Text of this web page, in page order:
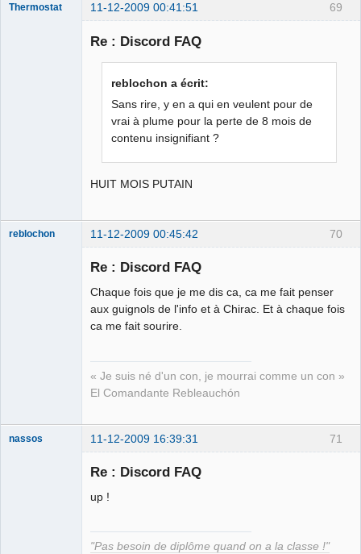
69
Thermostat 11-12-2009 00:41:51
Re : Discord FAQ
reblochon a écrit:
Sans rire, y en a qui en veulent pour de
vrai à plume pour la perte de 8 mois de
contenu insignifiant ?
HUIT MOIS PUTAIN
70
reblochon 11-12-2009 00:45:42
Re : Discord FAQ
Chaque fois que je me dis ca, ca me fait penser
aux guignols de l'info et à Chirac. Et à chaque fois
ca me fait sourire.
« Je suis né d'un con, je mourrai comme un con »
El Comandante Rebleauchón
71
nassos 11-12-2009 16:39:31
Re : Discord FAQ
up !
"Pas besoin de diplôme quand on a la classe !"